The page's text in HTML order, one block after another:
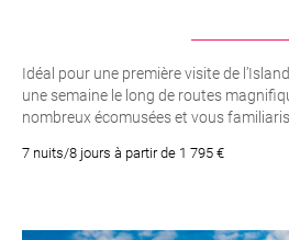
Idéal pour une première visite de
une semaine le long de routes
nombreux écomusées et vous
d’une journée à l’autre
7 nuits/8 jours à partir de 1 795 €